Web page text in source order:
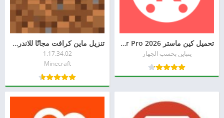
تحميل كين ماستر Kinemaster Pro 2026 اخر اصدار للاندرويد
يتباين بحسب الجهاز
تنزيل ماين كرافت مجانًا للاندرويد (Minecraft)
1.17.34.02
Minecraft